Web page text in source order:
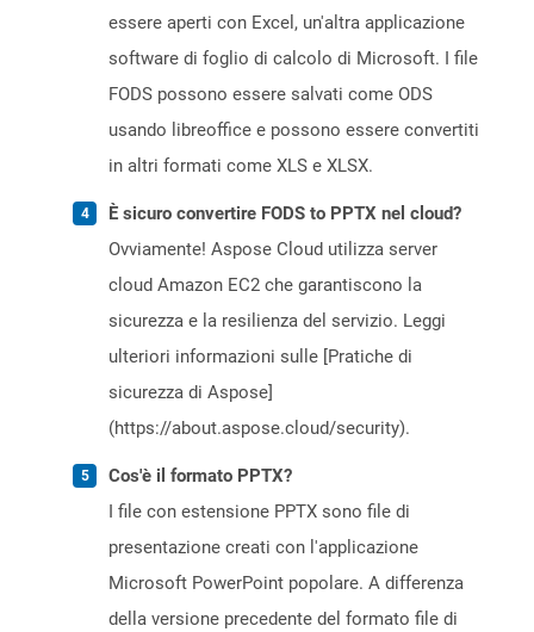
essere aperti con Excel, un'altra applicazione
software di foglio di calcolo di Microsoft. I file
FODS possono essere salvati come ODS
usando libreoffice e possono essere convertiti
in altri formati come XLS e XLSX.
È sicuro convertire FODS to PPTX nel cloud?
Ovviamente! Aspose Cloud utilizza server
cloud Amazon EC2 che garantiscono la
sicurezza e la resilienza del servizio. Leggi
ulteriori informazioni sulle [Pratiche di
sicurezza di Aspose]
(https://about.aspose.cloud/security).
Cos'è il formato PPTX?
I file con estensione PPTX sono file di
presentazione creati con l'applicazione
Microsoft PowerPoint popolare. A differenza
della versione precedente del formato file di